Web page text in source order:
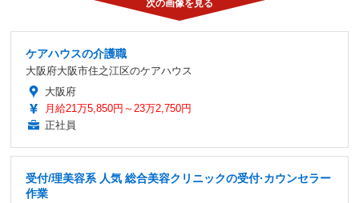
ケアハウスの介護職
大阪府大阪市住之江区のケアハウス
大阪府
月給21万5,850円～23万2,750円
正社員
受付/理美容系 人気 総合美容クリニックの受付·カウンセラー
作業